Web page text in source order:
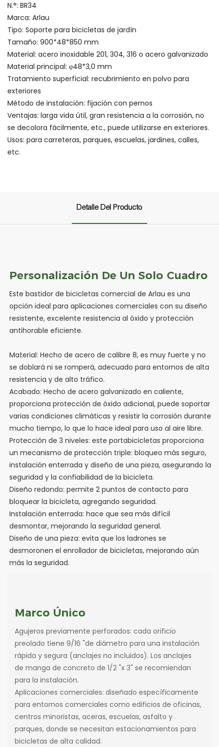
N.°: BR34
Marca: Arlau
Tipo: Soporte para bicicletas de jardín
Tamaño: 900*48*850 mm
Material: acero inoxidable 201, 304, 316 o acero galvanizado
Material principal: φ48*3,0 mm
Tratamiento superficial: recubrimiento en polvo para
exteriores
Método de instalación: fijación con pernos
Ventajas: larga vida útil, gran resistencia a la corrosión, no
se decolora fácilmente, etc., puede utilizarse en exteriores.
Usos: para carreteras, parques, escuelas, jardines, calles,
etc.
Detalle Del Producto
Personalización De Un Solo Cuadro
Este bastidor de bicicletas comercial de Arlau es una
opción ideal para aplicaciones comerciales con su diseño
resistente, excelente resistencia al óxido y protección
antihorable eficiente.
Material: Hecho de acero de calibre 8, es muy fuerte y no
se doblará ni se romperá, adecuado para entornos de alta
resistencia y de alto tráfico.
Acabado: Hecho de acero galvanizado en caliente,
proporciona protección de óxido adicional, puede soportar
varias condiciones climáticas y resistir la corrosión durante
mucho tiempo, lo que lo hace ideal para uso al aire libre.
Protección de 3 niveles: este portabicicletas proporciona
un mecanismo de protección triple: bloqueo más seguro,
instalación enterrada y diseño de una pieza, asegurando la
seguridad y la confiabilidad de la bicicleta.
Diseño redondo: permite 2 puntos de contacto para
bloquear la bicicleta, agregando seguridad.
Instalación enterrada: hace que sea más difícil
desmontar, mejorando la seguridad general.
Diseño de una pieza: evita que los ladrones se
desmoronen el enrollador de bicicletas, mejorando aún
más la seguridad.
Marco Único
Agujeros previamente perforados: cada orificio
preolado tiene 9/16 "de diámetro para una instalación
rápida y segura (anclajes no incluidos). Los anclajes
de manga de concreto de 1/2 "x 3" se recomiendan
para la instalación.
Aplicaciones comerciales: diseñado específicamente
para entornos comerciales como edificios de oficinas,
centros minoristas, aceras, escuelas, asfalto y
parques, donde se necesitan estacionamientos para
bicicletas de alta calidad.